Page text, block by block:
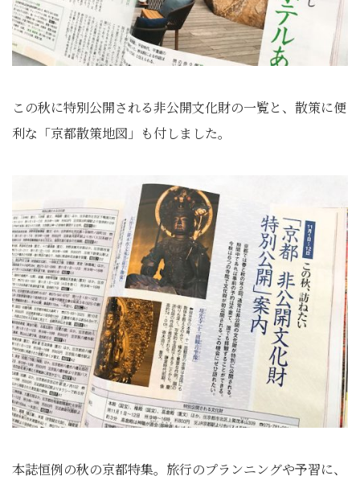
この秋に特別公開される非公開文化財の一覧と、散策に便
利な「京都散策地図」も付しました。
本誌恒例の秋の京都特集。旅行のプランニングや予習に、